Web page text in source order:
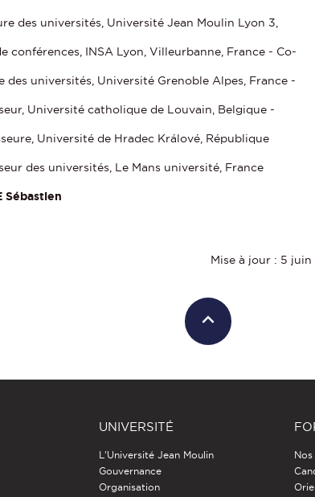
des universités, Université Jean Moulin Lyon 3,
conférences, INSA Lyon, Villeurbanne, France - Co-
des universités, Université Grenoble Alpes, France -
Université catholique de Louvain, Belgique -
Université de Hradec Králové, République
des universités, Le Mans université, France
Sébastien
Mise à jour : 5 juin
UNIVERSITÉ
L'Université Jean Moulin
Gouvernance
Organisation